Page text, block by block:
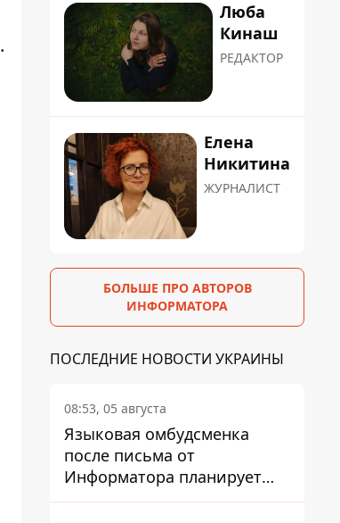
.
Люба
Кинаш
РЕДАКТОР
Елена
Никитина
ЖУРНАЛИСТ
БОЛЬШЕ ПРО АВТОРОВ
ИНФОРМАТОРА
ПОСЛЕДНИЕ НОВОСТИ УКРАИНЫ
08:53, 05 августа
Языковая омбудсменка
после письма от
Информатора планирует
наказать компанию-